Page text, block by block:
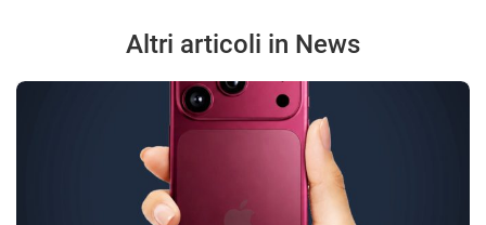
Altri articoli in News